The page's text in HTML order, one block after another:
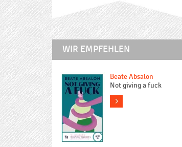
WIR EMPFEHLEN
Beate Absalon
Not giving a fuck